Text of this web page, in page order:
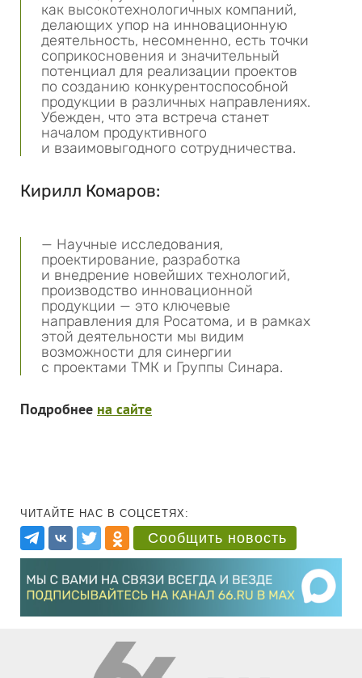
как высокотехнологичных компаний,
делающих упор на инновационную
деятельность, несомненно, есть точки
соприкосновения и значительный
потенциал для реализации проектов
по созданию конкурентоспособной
продукции в различных направлениях.
Убежден, что эта встреча станет
началом продуктивного
и взаимовыгодного сотрудничества.
Кирилл Комаров:
— Научные исследования,
проектирование, разработка
и внедрение новейших технологий,
производство инновационной
продукции — это ключевые
направления для Росатома, и в рамках
этой деятельности мы видим
возможности для синергии
с проектами ТМК и Группы Синара.
Подробнее на сайте
ЧИТАЙТЕ НАС В СОЦСЕТЯХ:
Сообщить новость